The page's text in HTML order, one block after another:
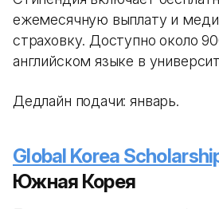
ежемесячную выплату и
страховку. Доступно около
английском языке в
Дедлайн подачи: январь.
Global Korea
Южная Корея